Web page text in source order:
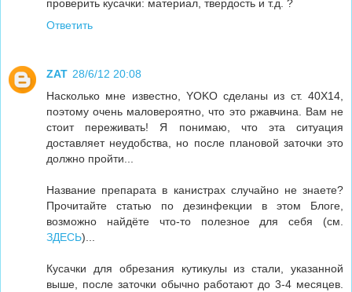
проверить кусачки: материал, твердость и т.д. ?
Ответить
ZAT 28/6/12 20:08
Насколько мне известно, YOKO сделаны из ст. 40Х14,
поэтому очень маловероятно, что это ржавчина. Вам не
стоит переживать! Я понимаю, что эта ситуация
доставляет неудобства, но после плановой заточки это
должно пройти...
Название препарата в канистрах случайно не знаете?
Прочитайте статью по дезинфекции в этом Блоге,
возможно найдёте что-то полезное для себя (см.
ЗДЕСЬ)...
Кусачки для обрезания кутикулы из стали, указанной
выше, после заточки обычно работают до 3-4 месяцев.